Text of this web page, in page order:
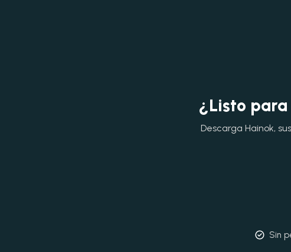
¿Listo
Descarga Hainok,
Sin